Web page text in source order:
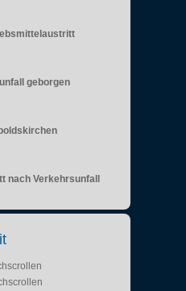
geborgen
nach Verkehrsunfall